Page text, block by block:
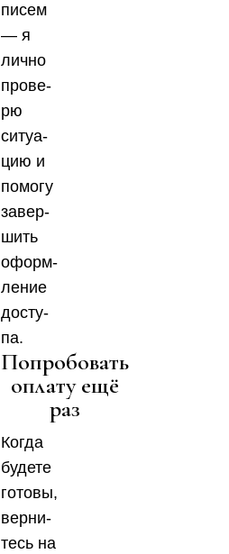
писем
— я
лич­но
про­ве­
рю
ситу­а­
цию и
помо­гу
завер­
шить
оформ­
ле­ние
досту­
па.
Попробовать
оплату ещё
раз
Когда
буде­те
гото­вы,
вер­ни­
тесь на